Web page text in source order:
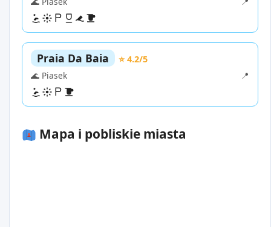
Praia Da Baia
⭐ 4.2/5
🌊 Piasek
📍
Mapa i pobliskie miasta